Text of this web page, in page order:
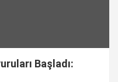
Başladı: